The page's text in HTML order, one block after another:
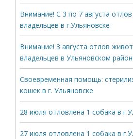
Внимание! С 3 по 7 августа
владельцев в г.Ульяновске
Внимание! 3 августа отлов
владельцев в Ульяновском
Своевременная помощь:
кошек в г. Ульяновске
28 июля отловлена 1 собака в
27 июля отловлена 1 собака в